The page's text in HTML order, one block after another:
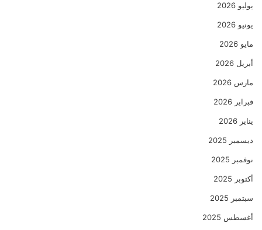
يوليو 2026
يونيو 2026
مايو 2026
أبريل 2026
مارس 2026
فبراير 2026
يناير 2026
ديسمبر 2025
نوفمبر 2025
أكتوبر 2025
سبتمبر 2025
أغسطس 2025